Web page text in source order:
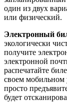
один из двух
или физический.
Электронный
экологически
получите
электронной
распечатайте
своем мобильном
просто
будет